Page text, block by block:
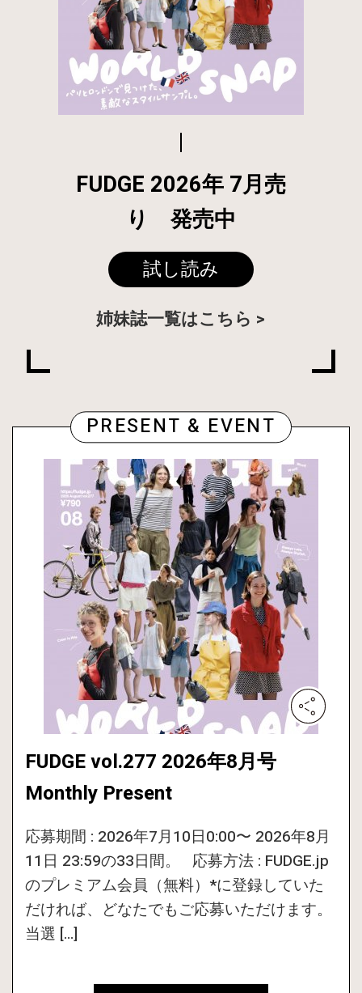
FUDGE 2026年 7月売
り 発売中
試し読み
姉妹誌一覧はこちら
PRESENT & EVENT
FUDGE vol.277 2026年8月号
Monthly Present
応募期間 : 2026年7月10日0:00〜 2026年8月
11日 23:59の33日間。 応募方法 : FUDGE.jp
のプレミアム会員（無料）*に登録していた
だければ、どなたでもご応募いただけます。
当選 […]